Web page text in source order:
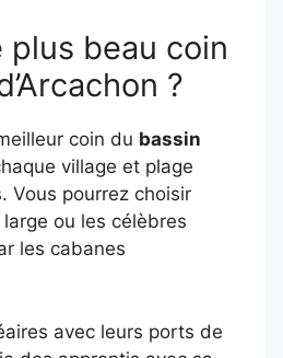
plus beau coin
?
coin du bassin
village et plage
Vous pourrez choisir
large ou les célèbres
les cabanes
avec leurs ports de